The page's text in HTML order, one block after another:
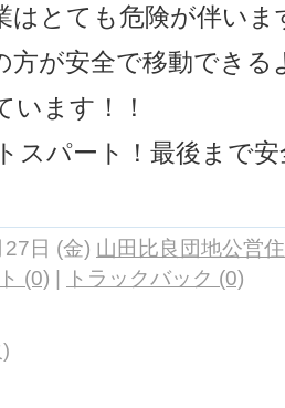
はとても危険が伴いま
方が安全で移動できる
います！！
スパート！最後まで
日 (金) 山田比良団地公営
(0) | トラックバック (0)